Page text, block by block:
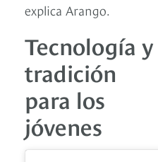
explica Arango.
Tecnología y
tradición
para los
jóvenes